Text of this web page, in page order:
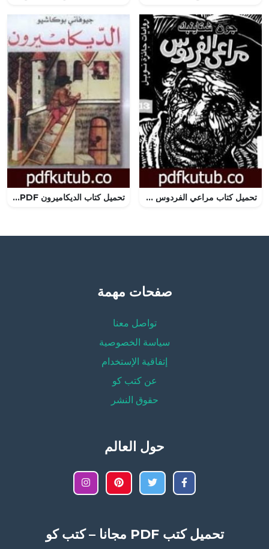
تحميل كتاب مراعي الفردوس PDF تأليف جون شتاينبك مجانا [كامل] تحميل كتاب الديكاميرون PDF تأليف جيوفاني بوكاشيو مجانا [كامل]
صفحات مهمة
تواصل معنا
سياسة الخصوصية
إتفاقية الإستخدام
عن كتب كو
حقوق النشر
حول العالم
تحميل كتب PDF مجانا – كتب كو